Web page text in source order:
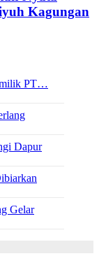
Kagungan
milik PT…
Dapur
Gelar